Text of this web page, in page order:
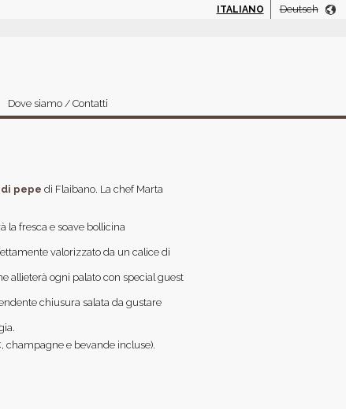
ITALIANO Deutsch
Dove siamo / Contatti
di pepe di Flaibano. La chef Marta
la fresca e soave bollicina
valorizzato da un calice di
allieterà ogni palato con special guest
chiusura salata da gustare
champagne e bevande incluse).